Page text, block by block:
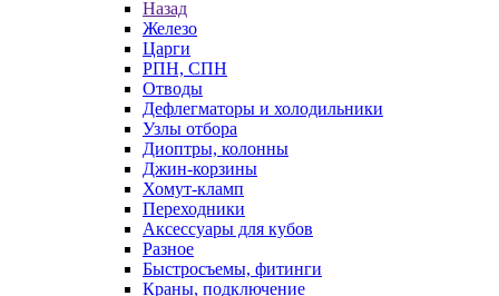
Назад
Железо
Царги
РПН, СПН
Отводы
Дефлегматоры и холодильники
Узлы отбора
Диоптры, колонны
Джин-корзины
Хомут-кламп
Переходники
Аксессуары для кубов
Разное
Быстросъемы, фитинги
Краны, подключение